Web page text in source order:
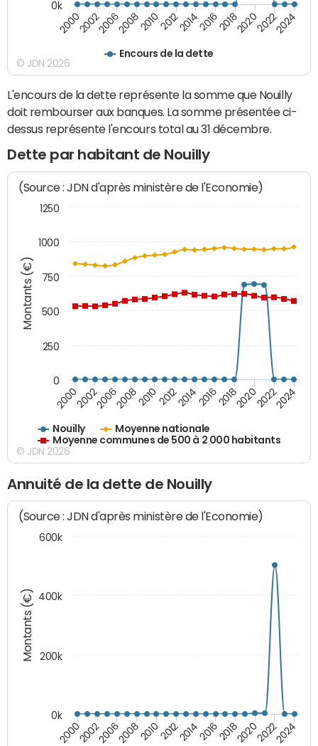
Encours de la dette
200020022006200820102012201420162018202020222024
0k
© JDN 2026
L'encours de la dette représente la somme que Nouilly
doit rembourser aux banques. La somme présentée ci-
dessus représente l'encours total au 31 décembre.
Dette par habitant de Nouilly
Montants (€)
(Source : JDN d'après ministère de l'Economie)
Nouilly
Moyenne nationale
Moyenne communes de 500 à 2 000 habitants
200020022006200820102012201420162018202020222024
0
250
500
750
1000
1250
© JDN 2026
Annuité de la dette de Nouilly
Montants (€)
(Source : JDN d'après ministère de l'Economie)
200020022006200820102012201420162018202020222024
0k
200k
400k
600k